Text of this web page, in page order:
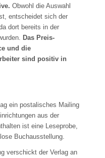
Obwohl die Auswahl
entscheidet sich der
da dort bereits in der
Das Preis-
und die
sind positiv in
ein postalisches Mailing
aus der
ist eine Leseprobe,
Buchausstellung.
verschickt der Verlag an